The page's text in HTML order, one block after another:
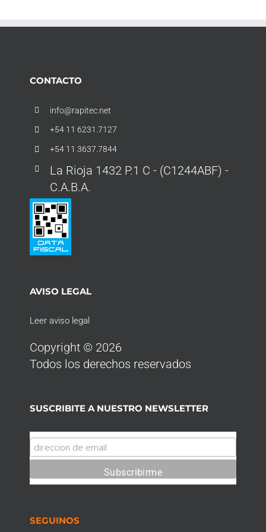
CONTACTO
info@rapitec.net
+54 11 6231.7127
+54 11 3637.7844
La Rioja 1432 P.1 C - (C1244ABF) -
C.A.B.A.
AVISO LEGAL
Leer aviso legal
Copyright © 2026
Todos los derechos reservados
SUSCRIBITE A NUESTRO NEWSLETTER
SEGUINOS